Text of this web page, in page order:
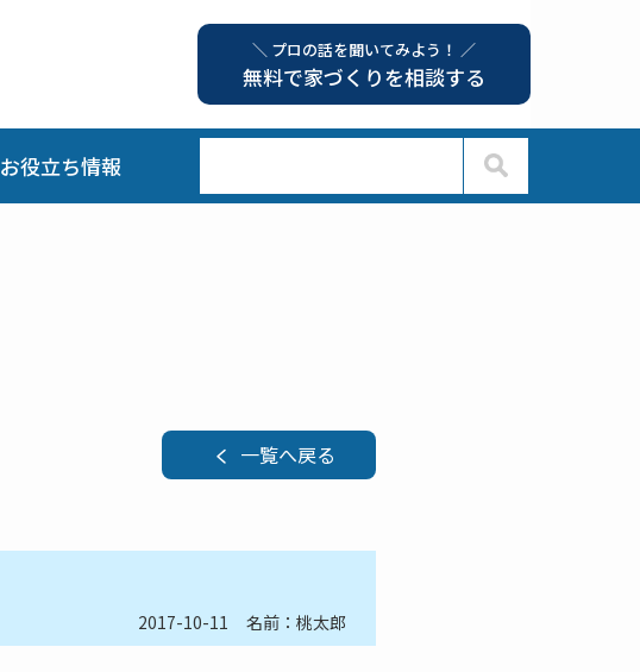
＼ プロの話を聞いてみよう！ ／
無料で家づくりを相談する
お役立ち情報
一覧へ戻る
2017-10-11 名前：桃太郎